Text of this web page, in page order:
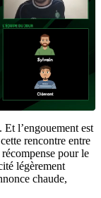
l’engouement est
rencontre entre
pour le
légèrement
chaude,